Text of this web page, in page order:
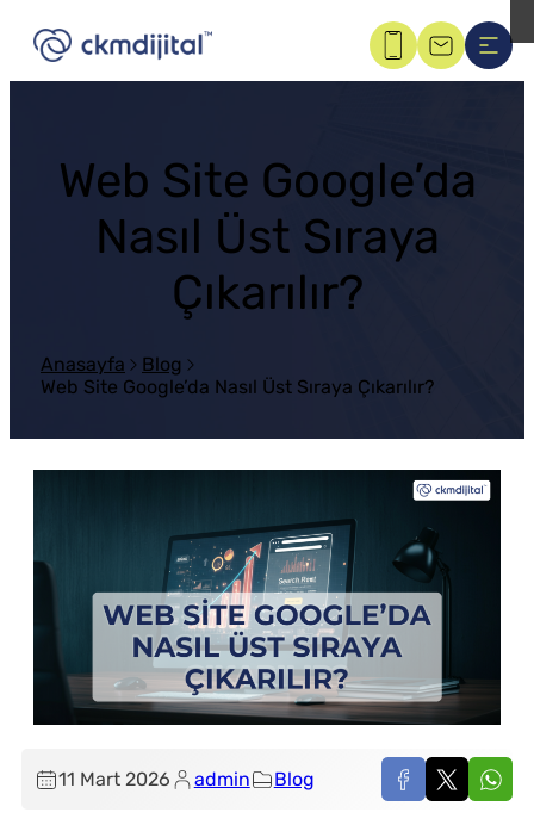
Web Site Google’da
Nasıl Üst Sıraya
Çıkarılır?
Anasayfa
Blog
Web Site Google’da Nasıl Üst Sıraya Çıkarılır?
11 Mart 2026 admin Blog